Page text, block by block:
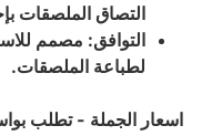
التصاق الملصقات
لطباعة الملصقات.
اسعار الجملة - تطلب